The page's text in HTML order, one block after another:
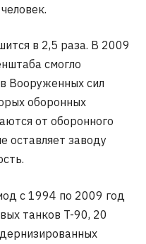
в 2,5 раза. В 2009
смогло
Вооруженных сил
оборонных
от оборонного
оставляет заводу
с 1994 по 2009 год
танков T-90, 20